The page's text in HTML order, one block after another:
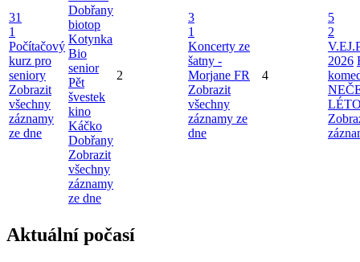
31
1
Počítačový
kurz pro
seniory
Zobrazit
všechny
záznamy
ze dne
Dobřany
biotop
Kotynka
Bio
senior
Pět
švestek
kino
Káčko
Dobřany
Zobrazit
všechny
záznamy
ze dne
2
3
1
Koncerty ze
šatny -
Morjane FR
Zobrazit
všechny
záznamy ze
dne
4
5
2
2026
Aktuální počasí